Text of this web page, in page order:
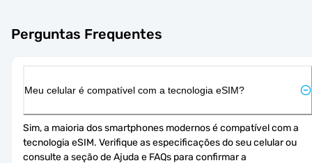
Perguntas Frequentes
Meu celular é compatível com a tecnologia eSIM?
Sim, a maioria dos smartphones modernos é compatível com a
tecnologia eSIM. Verifique as especificações do seu celular ou
consulte a seção de Ajuda e FAQs para confirmar a